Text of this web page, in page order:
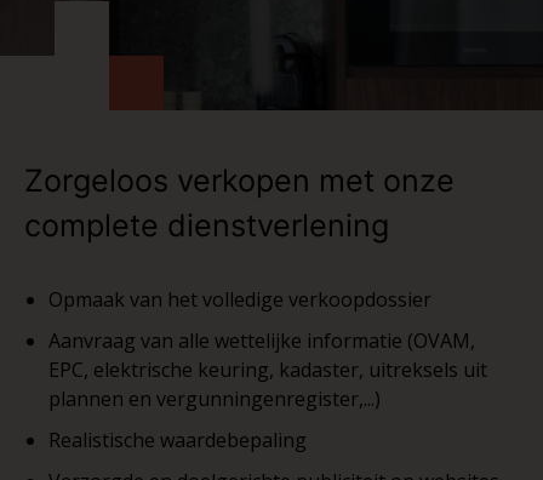
Zorgeloos verkopen met onze
complete dienstverlening
Opmaak van het volledige verkoopdossier
Aanvraag van alle wettelijke informatie (OVAM,
EPC, elektrische keuring, kadaster, uitreksels uit
plannen en vergunningenregister,...)
Realistische waardebepaling